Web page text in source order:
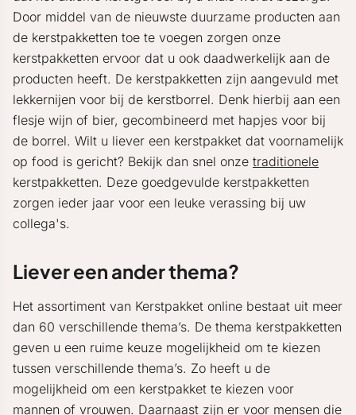
Door middel van de nieuwste duurzame producten aan
de kerstpakketten toe te voegen zorgen onze
kerstpakketten ervoor dat u ook daadwerkelijk aan de
producten heeft. De kerstpakketten zijn aangevuld met
lekkernijen voor bij de kerstborrel. Denk hierbij aan een
flesje wijn of bier, gecombineerd met hapjes voor bij
de borrel. Wilt u liever een kerstpakket dat voornamelijk
op food is gericht? Bekijk dan snel onze traditionele
kerstpakketten. Deze goedgevulde kerstpakketten
zorgen ieder jaar voor een leuke verassing bij uw
collega's.
Liever een ander thema?
Het assortiment van Kerstpakket online bestaat uit meer
dan 60 verschillende thema’s. De thema kerstpakketten
geven u een ruime keuze mogelijkheid om te kiezen
tussen verschillende thema’s. Zo heeft u de
mogelijkheid om een kerstpakket te kiezen voor
mannen of vrouwen. Daarnaast zijn er voor mensen die